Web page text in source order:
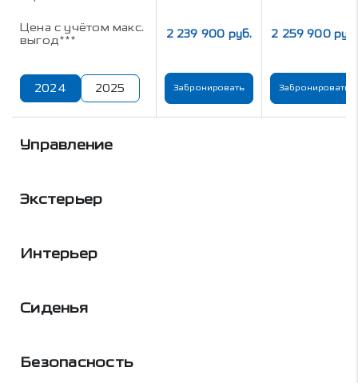
Цена с учётом макс.
выгод***
2 239 900 руб. 2 259 900 руб.
2024 2025 Забронировать Забронировать
Управление
Экстерьер
Интерьер
Сиденья
Безопасность